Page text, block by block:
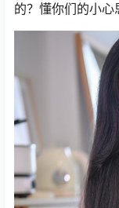
的？懂你们的小心